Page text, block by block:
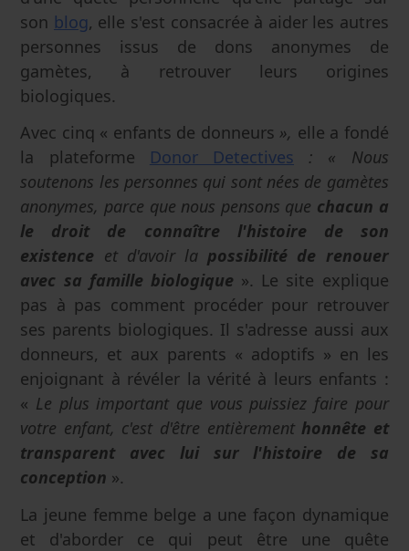
son blog, elle s'est consacrée à aider les autres
personnes issus de dons anonymes de
gamètes, à retrouver leurs origines
biologiques.
Avec cinq « enfants de donneurs », elle a fondé
la plateforme Donor Detectives : « Nous
soutenons les personnes qui sont nées de gamètes
anonymes, parce que nous pensons que chacun a
le droit de connaître l'histoire de son
existence et d'avoir lapossibilité de renouer
avec sa famille biologique ». Le site explique
pas à pas comment procéder pour retrouver
ses parents biologiques. Il s'adresse aussi aux
donneurs, et aux parents « adoptifs » en les
enjoignant à révéler la vérité à leurs enfants :
« Le plus important que vous puissiez faire pour
votre enfant, c'est d'être entièrement honnête et
transparent avec lui sur l'histoire de sa
conception ».
La jeune femme belge a une façon dynamique
et d'aborder ce qui peut être une quête